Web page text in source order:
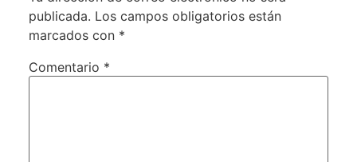
publicada. Los campos obligatorios están
marcados con *
Comentario *